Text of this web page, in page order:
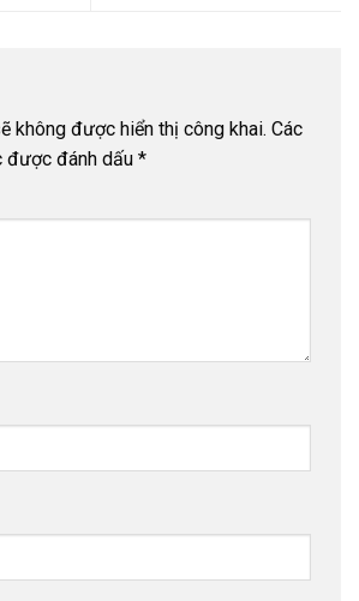
không được hiển thị công khai. Các
được đánh dấu *